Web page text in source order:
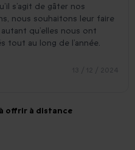
s’agit de gâter nos
nous souhaitons leur faire
qu’elles nous ont
tout au long de l’année.
13 / 12 / 2024
offrir à distance